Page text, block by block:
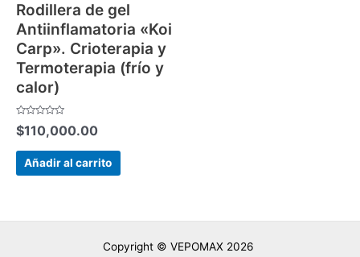
Rodillera de gel
Antiinflamatoria «Koi
Carp». Crioterapia y
Termoterapia (frío y
calor)
Valorado
con
de
$110,000.00
Añadir al carrito
Copyright © VEPOMAX 2026